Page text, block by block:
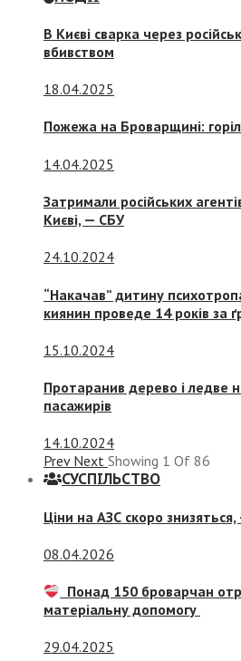
В Києві сварка через
вбивством
18.04.2025
Пожежа на Броварщині:
14.04.2025
Затримали російських
Києві, — СБУ
24.10.2024
“Накачав” дитину
киянин проведе 14 років за
15.10.2024
Протаранив дерево і ледве
пасажирів
14.10.2024
Prev Next Showing 1 Of 86
СУСПIЛЬСТВО
Ціни на АЗС скоро знизяться,
08.04.2026
Понад 150 броварчан
матеріальну допомогу
29.04.2025